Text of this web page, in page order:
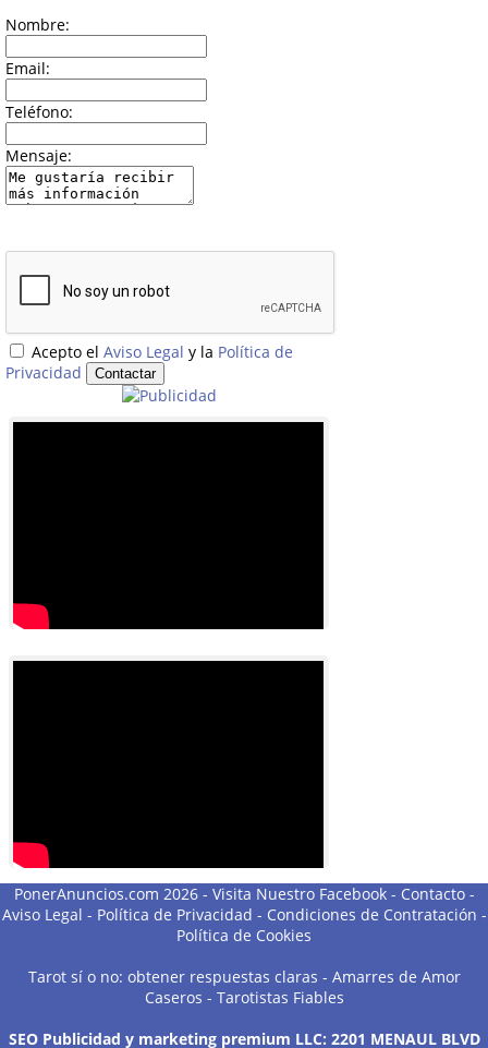
Nombre:
Email:
Teléfono:
Mensaje:
Acepto el Aviso Legal y la Política de
Privacidad
PonerAnuncios.com 2026 - Visita Nuestro Facebook- Contacto-
Aviso Legal - Política de Privacidad - Condiciones de Contratación -
Política de Cookies
Tarot sí o no: obtener respuestas claras - Amarres de Amor
Caseros - Tarotistas Fiables
SEO Publicidad y marketing premium LLC: 2201 MENAUL BLVD